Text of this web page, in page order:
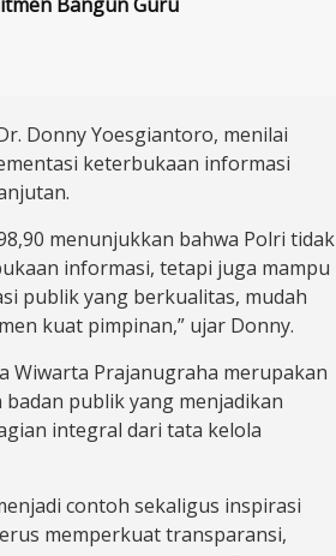
Donny Yoesgiantoro, menilai
keterbukaan informasi
menunjukkan bahwa Polri tidak
informasi, tetapi juga mampu
publik yang berkualitas, mudah
kuat pimpinan,” ujar Donny.
Wiwarta Prajanugraha merupakan
publik yang menjadikan
integral dari tata kelola
contoh sekaligus inspirasi
memperkuat transparansi,